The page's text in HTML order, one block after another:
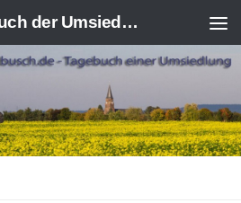
Dickbusch - Tagebuch der Umsiedlung von Kerpen-Manheim